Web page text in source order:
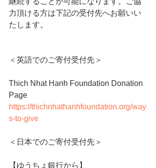
力頂ける方は下記の受付先へお願いい
たします。
＜英語でのご寄付受付先＞
Thich Nhat Hanh Foundation Donation
Page
https://thichnhathanhfoundation.org/way
s-to-give
＜日本でのご寄付受付先＞
【ゆうちょ銀行から】